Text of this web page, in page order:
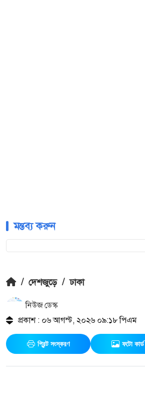
মন্তব্য করুন
/ দেশজুড়ে / ঢাকা
নিউজ ডেস্ক
প্রকাশ : ০৬ আগস্ট, ২০২৬ ০৯:১৮ পিএম
প্রিন্ট সংস্করণ ফটো কার্ড